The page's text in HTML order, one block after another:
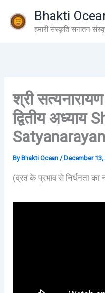
Bhakti
हमारी संस्कृति सनातन
श्री
द्वितीय अध्याय
ByBhakti Ocean /December 13,
(व्रत के प्रभाव से निर्धनता का